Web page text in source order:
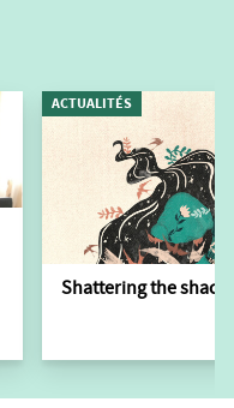
ACTUALITÉS
Shattering the